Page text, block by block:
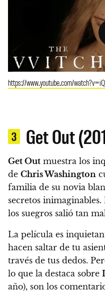
https://www.youtube.com/
3 Get Out
Get Out muestra los
de Chris Washington
familia de su novia
secretos
los suegros salió tan
La película es
hacen saltar de tu
través de tus dedos.
lo que la destaca sobre
año), son los